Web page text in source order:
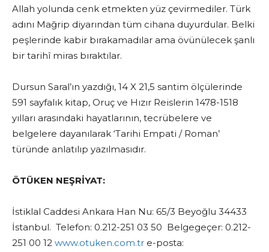
Allah yolunda cenk etmekten yüz çevirmediler. Türk
adını Mağrip diyarından tüm cihana duyurdular. Belki
peşlerinde kabir bırakamadılar ama övünülecek şanlı
bir tarihî miras bıraktılar.
Dursun Saral’ın yazdığı, 14 X 21,5 santim ölçülerinde
591 sayfalık kitap, Oruç ve Hızır Reislerin 1478-1518
yılları arasındaki hayatlarının, tecrübelere ve
belgelere dayanılarak ‘Tarihi Empati / Roman’
türünde anlatılıp yazılmasıdır.
ÖTÜKEN NEŞRİYAT:
İstiklal Caddesi Ankara Han Nu: 65/3 Beyoğlu 34433
İstanbul. Telefon: 0.212-251 03 50 Belgegeçer: 0.212-
251 00 12 www.otuken.com.tr e-posta: